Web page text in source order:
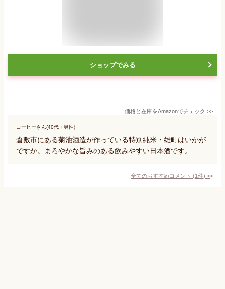
ショップでみる
価格と在庫をAmazonでチェック >>
コーヒーさん(40代・男性)
倉敷市にある菊池酒造が作っている特別純米・雄町はいかが
ですか。まろやかな旨みのある飲みやすい日本酒です。
全てのおすすめコメント (1件) >